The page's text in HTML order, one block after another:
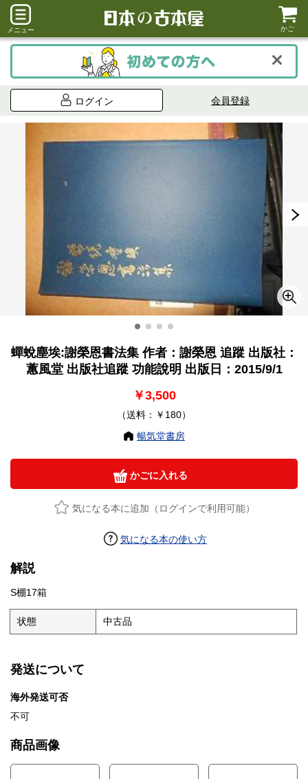
メニュー かご
ログイン 会員登録
蟬蛻塵埃:謝榮恩書法集 作者：謝榮恩 追蹤 出版社：
蕙風堂 出版社追蹤 功能說明 出版日：2015/9/1
￥3,500
（送料：￥180）
暢気堂書房
かごに入れる
気になる本に追加（ログインで利用可能）
気になる本の使い方
解説
S棚17箱
状態 中古品
発送について
海外発送可否
不可
商品画像